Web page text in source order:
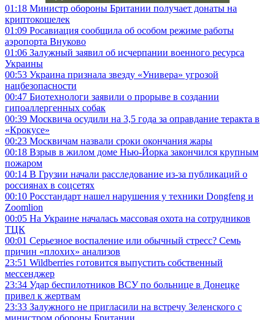
01:18 Министр обороны Британии получает донаты на
криптокошелек
01:09 Росавиация сообщила об особом режиме работы
аэропорта Внуково
01:06 Залужный заявил об исчерпании военного ресурса
Украины
00:53 Украина признала звезду «Универа» угрозой
нацбезопасности
00:47 Биотехнологи заявили о прорыве в создании
гипоаллергенных собак
00:39 Москвича осудили на 3,5 года за оправдание теракта в
«Крокусе»
00:23 Москвичам назвали сроки окончания жары
00:18 Взрыв в жилом доме Нью-Йорка закончился крупным
пожаром
00:14 В Грузии начали расследование из-за публикаций о
россиянах в соцсетях
00:10 Росстандарт нашел нарушения у техники Dongfeng и
Zoomlion
00:05 На Украине началась массовая охота на сотрудников
ТЦК
00:01 Серьезное воспаление или обычный стресс? Семь
причин «плохих» анализов
23:51 Wildberries готовится выпустить собственный
мессенджер
23:34 Удар беспилотников ВСУ по больнице в Донецке
привел к жертвам
23:33 Залужного не пригласили на встречу Зеленского с